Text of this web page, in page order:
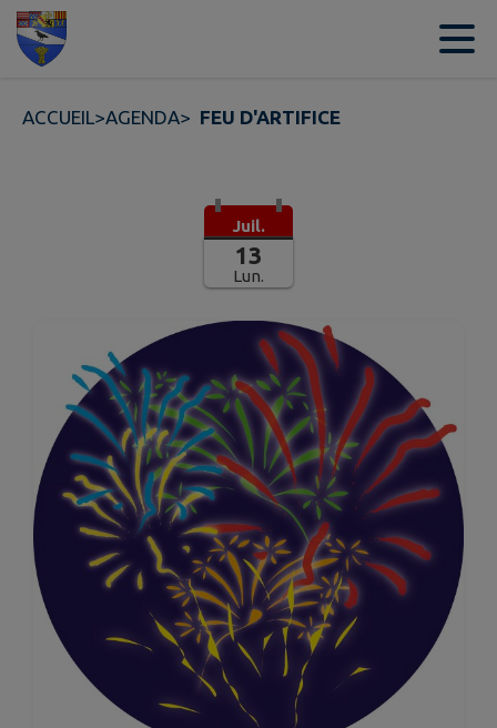
Contenu
ACCUEIL>AGENDA> FEU D'ARTIFICE
Juil.
13
Lun.